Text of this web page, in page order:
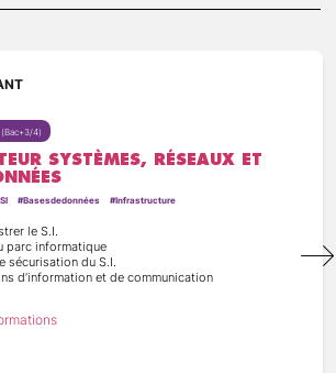
4)
SYSTÈMES, RÉSEAUX ET
#Basesdedonnées #Infrastructure
le S.I.
parc informatique
sécurisation du S.I.
d’information et de communication